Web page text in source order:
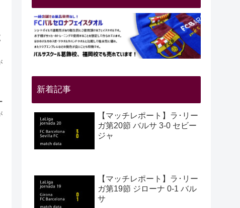
新着記事
【マッチレポート】ラ･リー
ガ第20節 バルサ 3-0 セビー
ジャ
【マッチレポート】ラ･リー
ガ第19節 ジローナ 0-1 バル
サ